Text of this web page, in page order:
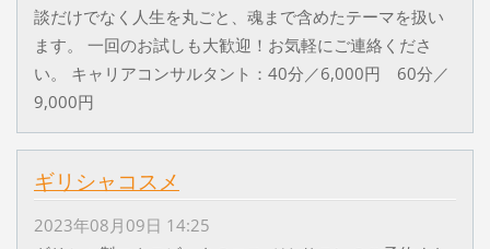
談だけでなく人生を丸ごと、魂まで含めたテーマを扱い
ます。 一回のお試しも大歓迎！お気軽にご連絡くださ
い。 キャリアコンサルタント：40分／6,000円 60分／
9,000円
ギリシャコスメ
2023年08月09日 14:25